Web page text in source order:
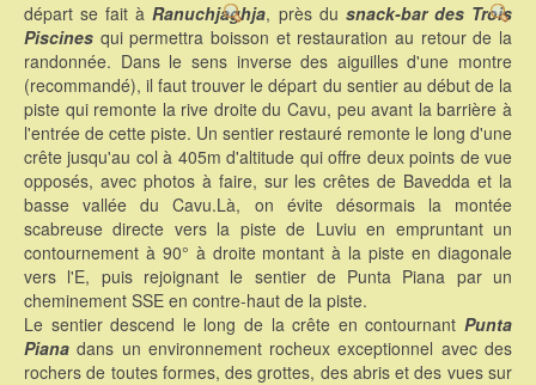
départ se fait àRanuchjaghja, près du snack-bar des Trois
Piscines qui permettra boisson et restauration au retour de la
randonnée. Dans le sens inverse des aiguilles d'une montre
(recommandé), il faut trouver le départ du sentier au début de la
piste qui remonte la rive droite du Cavu, peu avant la barrière à
l'entrée de cette piste. Un sentier restauré remonte le long d'une
crête jusqu'au col à 405m d'altitude qui offre deux points de vue
opposés, avec photos à faire, sur les crêtes de Bavedda et la
basse vallée du Cavu.Là, on évite désormais la montée
scabreuse directe vers la piste de Luviu en empruntant un
contournement à 90° à droite montant à la piste en diagonale
vers l'E, puis rejoignant le sentier de Punta Piana par un
cheminement SSE en contre-haut de la piste.
Le sentier descend le long de la crête en contournant Punta
Piana dans un environnement rocheux exceptionnel avec des
rochers de toutes formes, des grottes, des abris et des vues sur